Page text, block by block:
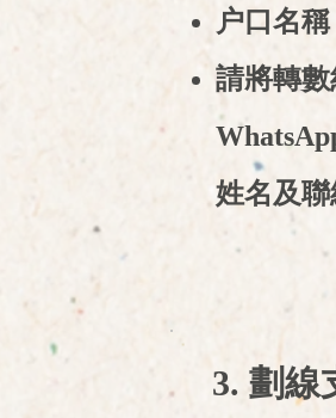
户口名
請將轉
姓名及聯
3. 劃線